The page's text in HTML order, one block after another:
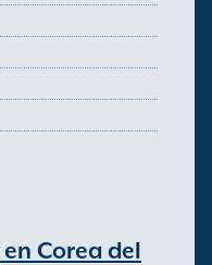
Corea del